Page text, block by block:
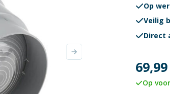
Op
Veilig
Direct
69,99
Op